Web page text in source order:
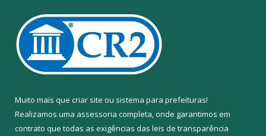
Muito mais que criar site ou sistema para prefeituras!
Realizamos uma assessoria completa, onde garantimos em
contrato que todas as exigências das leis de transparência